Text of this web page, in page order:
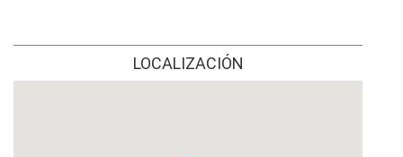
LOCALIZACIÓN